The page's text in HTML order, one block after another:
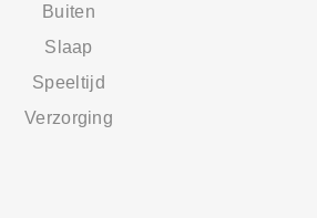
Buiten
Slaap
Speeltijd
Verzorging